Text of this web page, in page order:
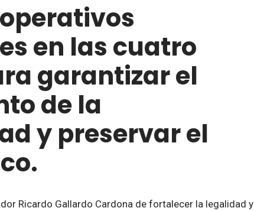
en las cuatro
garantizar el
de la
y preservar el
Ricardo Gallardo Cardona de fortalecer la legalidad y